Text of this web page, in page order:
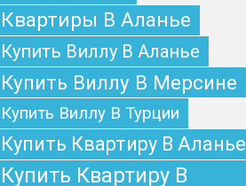
Квартиры В Аланье
Купить Виллу В Аланье
Купить Виллу В Мерсине
Купить Виллу В Турции
Купить Квартиру В Аланье
Купить Квартиру В